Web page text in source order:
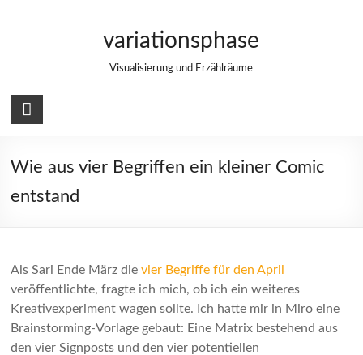
variationsphase
Visualisierung und Erzählräume
Wie aus vier Begriffen ein kleiner Comic
entstand
Als Sari Ende März dievier Begriffe für den April
veröffentlichte, fragte ich mich, ob ich ein weiteres
Kreativexperiment wagen sollte. Ich hatte mir in Miro eine
Brainstorming-Vorlage gebaut: Eine Matrix bestehend aus
den vier Signposts und den vier potentiellen